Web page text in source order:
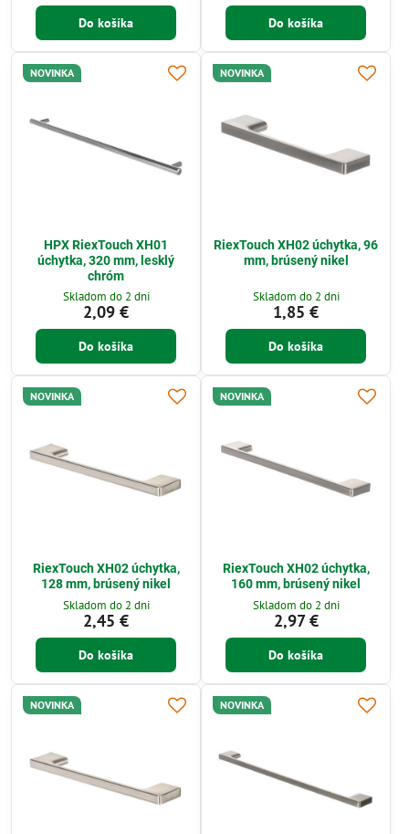
Do košíka Do košíka
NOVINKA
HPX RiexTouch XH01
úchytka, 320 mm, lesklý
chróm
Skladom do 2 dni
2,09 €
Do košíka
NOVINKA
RiexTouch XH02 úchytka, 96
mm, brúsený nikel
Skladom do 2 dni
1,85 €
Do košíka
NOVINKA
RiexTouch XH02 úchytka,
128 mm, brúsený nikel
Skladom do 2 dni
2,45 €
Do košíka
NOVINKA
RiexTouch XH02 úchytka,
160 mm, brúsený nikel
Skladom do 2 dni
2,97 €
Do košíka
NOVINKA NOVINKA